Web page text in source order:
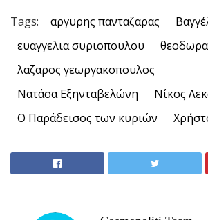
Tags: αργυρης πανταζαρας
ευαγγελια συριοπουλου
λαζαρος γεωργακοπουλος
Νατάσα Εξηνταβελώνη
Νίκος
Ο Παράδεισος των κυριών